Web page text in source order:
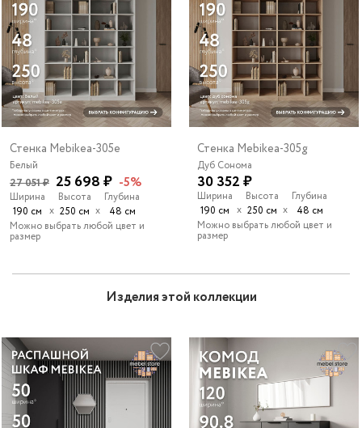
Стенка Mebikea-305e
Белый
27 051 ₽ 25 698 ₽ -5%
Ширина
190 см х
Высота
250 см х
Глубина
48 см
Можно выбрать любой цвет и
размер
Стенка Mebikea-305g
Дуб Сонома
30 352 ₽
Ширина
190 см х
Высота
250 см х
Глубина
48 см
Можно выбрать любой цвет и
размер
Изделия этой коллекции